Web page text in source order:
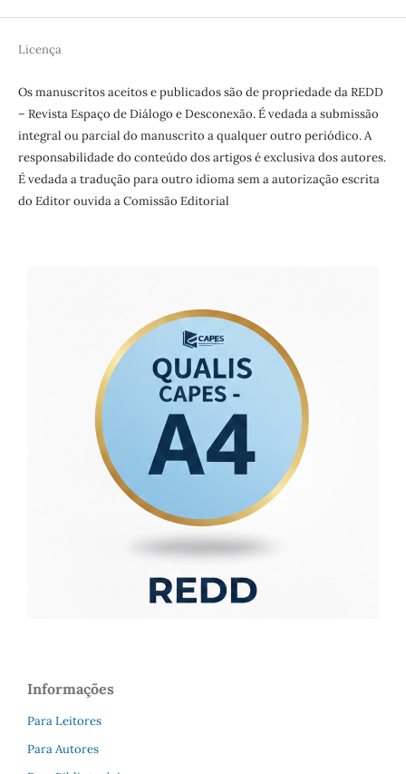
Licença
Os manuscritos aceitos e publicados são de propriedade da REDD
– Revista Espaço de Diálogo e Desconexão. É vedada a submissão
integral ou parcial do manuscrito a qualquer outro periódico. A
responsabilidade do conteúdo dos artigos é exclusiva dos autores.
É vedada a tradução para outro idioma sem a autorização escrita
do Editor ouvida a Comissão Editorial
Informações
Para Leitores
Para Autores